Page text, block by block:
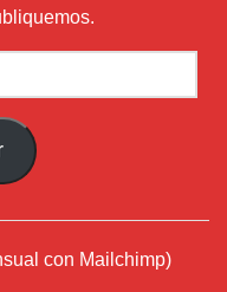
con Mailchimp)